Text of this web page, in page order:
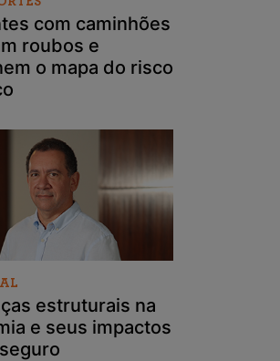
com caminhões
roubos e
o mapa do risco
estruturais na
e seus impactos